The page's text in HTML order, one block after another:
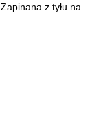
z tyłu na